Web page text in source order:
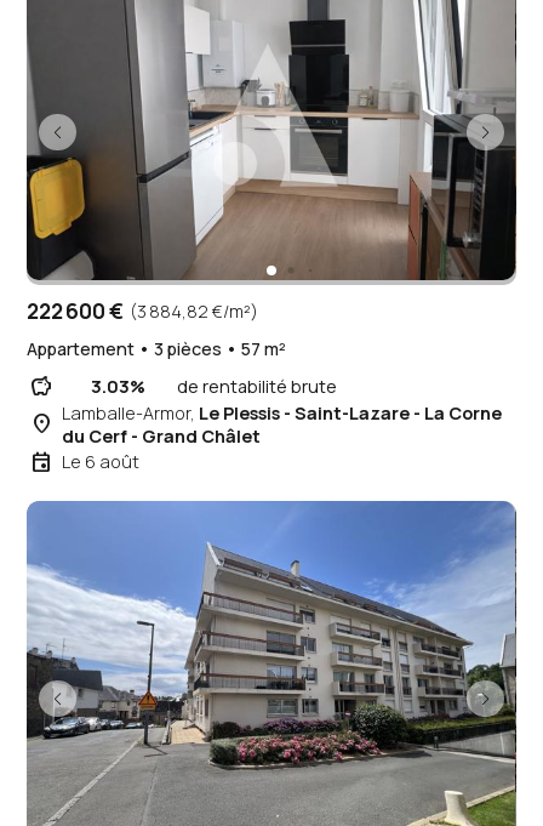
222 600 € (3 884,82 €/m²)
Appartement • 3 pièces • 57 m²
savings 3.03% de rentabilité brute
place Lamballe-Armor, Le Plessis - Saint-Lazare - La Corne
du Cerf - Grand Châlet
event Le 6 août